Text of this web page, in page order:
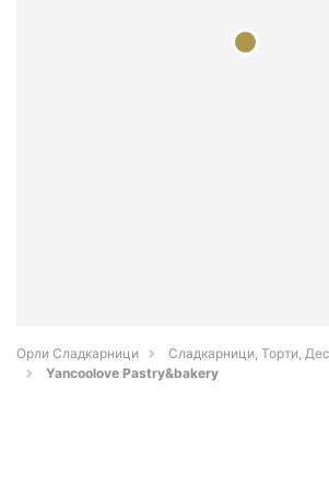
Орли Сладкарници
Сладкарници, Торти,
Yancoolove Pastry&bakery